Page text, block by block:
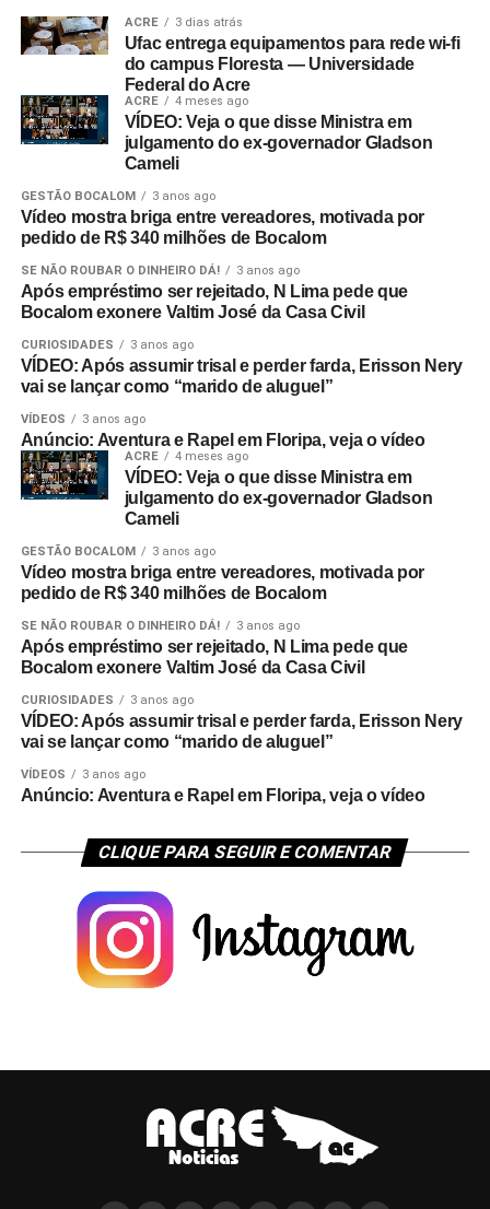
ACRE 3 dias atrás
Ufac entrega equipamentos para rede wi-fi
do campus Floresta — Universidade
Federal do Acre
ACRE 4 meses ago
VÍDEO: Veja o que disse Ministra em
julgamento do ex-governador Gladson
Cameli
GESTÃO BOCALOM 3 anos ago
Vídeo mostra briga entre vereadores, motivada por
pedido de R$ 340 milhões de Bocalom
SE NÃO ROUBAR O DINHEIRO DÁ! 3 anos ago
Após empréstimo ser rejeitado, N Lima pede que
Bocalom exonere Valtim José da Casa Civil
CURIOSIDADES 3 anos ago
VÍDEO: Após assumir trisal e perder farda, Erisson Nery
vai se lançar como “marido de aluguel”
VÍDEOS 3 anos ago
Anúncio: Aventura e Rapel em Floripa, veja o vídeo
ACRE 4 meses ago
VÍDEO: Veja o que disse Ministra em
julgamento do ex-governador Gladson
Cameli
GESTÃO BOCALOM 3 anos ago
Vídeo mostra briga entre vereadores, motivada por
pedido de R$ 340 milhões de Bocalom
SE NÃO ROUBAR O DINHEIRO DÁ! 3 anos ago
Após empréstimo ser rejeitado, N Lima pede que
Bocalom exonere Valtim José da Casa Civil
CURIOSIDADES 3 anos ago
VÍDEO: Após assumir trisal e perder farda, Erisson Nery
vai se lançar como “marido de aluguel”
VÍDEOS 3 anos ago
Anúncio: Aventura e Rapel em Floripa, veja o vídeo
CLIQUE PARA SEGUIR E COMENTAR